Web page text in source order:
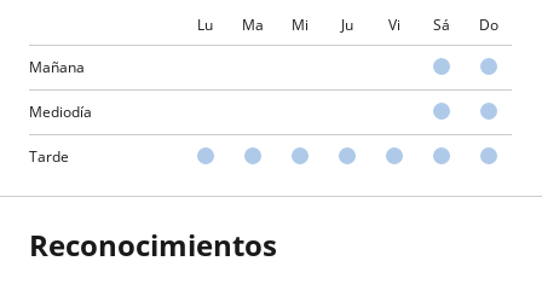
Lu Ma Mi Ju Vi Sá Do
Mañana
Mediodía
Tarde
Reconocimientos